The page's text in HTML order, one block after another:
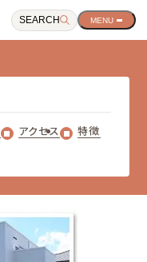
SEARCH
サ
イ
ー
シ
ョ
ボ
アクセス
特徴